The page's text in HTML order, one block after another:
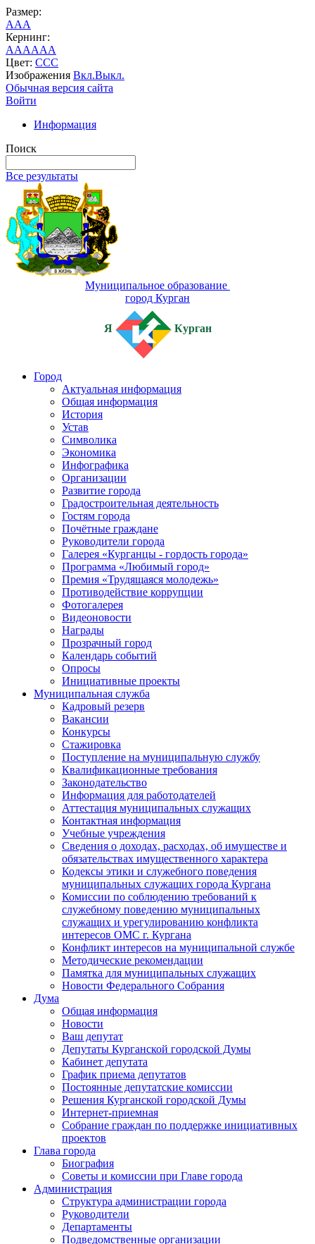
Размер:
AAA
Кернинг:
AAAAAA
Цвет: CCC
Изображения Вкл.Выкл.
Обычная версия сайта
Войти
Информация
Поиск
Все результаты
Муниципальное образование
город Курган
Я Курган
Город
Актуальная информация
Общая информация
История
Устав
Символика
Экономика
Инфографика
Организации
Развитие города
Градостроительная деятельность
Гостям города
Почётные граждане
Руководители города
Галерея «Курганцы - гордость города»
Программа «Любимый город»
Премия «Трудящаяся молодежь»
Противодействие коррупции
Фотогалерея
Видеоновости
Награды
Прозрачный город
Календарь событий
Опросы
Инициативные проекты
Муниципальная служба
Кадровый резерв
Вакансии
Конкурсы
Стажировка
Поступление на муниципальную службу
Квалификационные требования
Законодательство
Информация для работодателей
Аттестация муниципальных служащих
Контактная информация
Учебные учреждения
Сведения о доходах, расходах, об имуществе и
обязательствах имущественного характера
Кодексы этики и служебного поведения
муниципальных служащих города Кургана
Комиссии по соблюдению требований к
служебному поведению муниципальных
служащих и урегулированию конфликта
интересов ОМС г. Кургана
Конфликт интересов на муниципальной службе
Методические рекомендации
Памятка для муниципальных служащих
Новости Федерального Cобрания
Дума
Общая информация
Новости
Ваш депутат
Депутаты Курганской городской Думы
Кабинет депутата
График приема депутатов
Постоянные депутатские комиссии
Решения Курганской городской Думы
Интернет-приемная
Собрание граждан по поддержке инициативных
проектов
Глава города
Биография
Советы и комиссии при Главе города
Администрация
Структура администрации города
Руководители
Департаменты
Подведомственные организации